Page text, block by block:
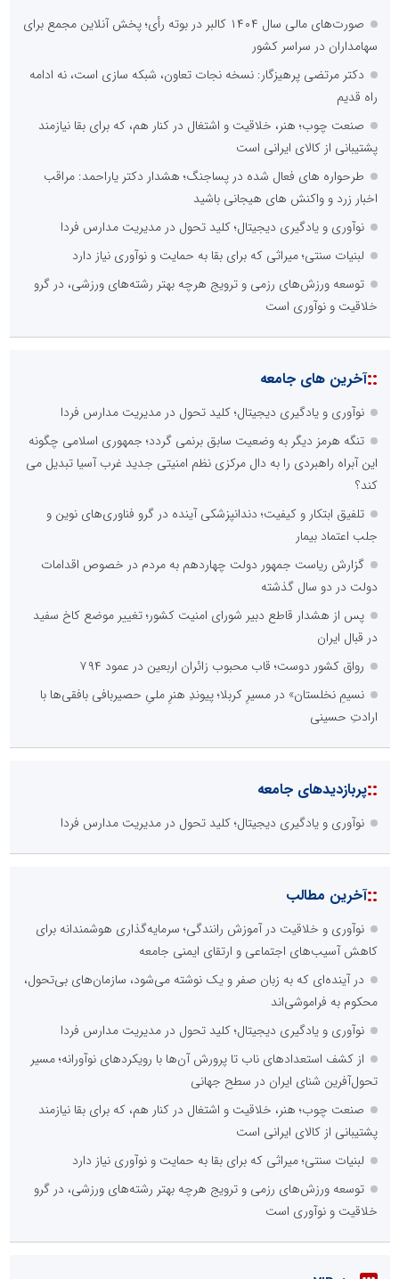
صورت‌های مالی سال ۱۴۰۴ کالبر در بوته رأی؛ پخش آنلاین مجمع برای
سهامداران در سراسر کشور
دکتر مرتضی پرهیزگار: نسخه نجات تعاون، شبکه سازی است، نه ادامه
راه قدیم
صنعت چوب؛ هنر، خلاقیت و اشتغال در کنار هم، که برای بقا نیازمند
پشتیبانی از کالای ایرانی است
طرحواره های فعال شده در پساجنگ؛ هشدار دکتر یاراحمد: مراقب
اخبار زرد و واکنش های هیجانی باشید
نوآوری و یادگیری دیجیتال؛ کلید تحول در مدیریت مدارس فردا
لبنیات سنتی؛ میراثی که برای بقا به حمایت و نوآوری نیاز دارد
توسعه ورزش‌های رزمی و ترویج هرچه بهتر رشته‌های ورزشی، در گرو
خلاقیت و نوآوری است
::آخرین های جامعه
نوآوری و یادگیری دیجیتال؛ کلید تحول در مدیریت مدارس فردا
تنگه هرمز دیگر به وضعیت سابق برنمی گردد؛ جمهوری اسلامی چگونه
این آبراه راهبردی را به دال مرکزی نظم امنیتی جدید غرب آسیا تبدیل می
کند؟
تلفیق ابتکار و کیفیت؛ دندانپزشکی آینده در گرو فناوری‌های نوین و
جلب اعتماد بیمار
گزارش ریاست جمهور دولت چهاردهم به مردم در خصوص اقدامات
دولت در دو سال گذشته
پس از هشدار قاطع دبیر شورای امنیت کشور؛ تغییر موضع کاخ سفید
در قبال ایران
رواق کشور دوست؛ قاب محبوب زائران اربعین در عمود ۷۹۴
نسیمِ نخلستان» در مسیرِ کربلا؛ پیوندِ هنرِ ملیِ حصیربافی بافقی‌ها با
ارادتِ حسینی
::پربازدیدهای جامعه
نوآوری و یادگیری دیجیتال؛ کلید تحول در مدیریت مدارس فردا
::آخرین مطالب
نوآوری و خلاقیت در آموزش رانندگی؛ سرمایه‌گذاری هوشمندانه برای
کاهش آسیب‌های اجتماعی و ارتقای ایمنی جامعه
در آینده‌ای که به زبان صفر و یک نوشته می‌شود، سازمان‌های بی‌تحول،
محکوم به فراموشی‌اند
نوآوری و یادگیری دیجیتال؛ کلید تحول در مدیریت مدارس فردا
از کشف استعدادهای ناب تا پرورش آن‌ها با رویکردهای نوآورانه؛ مسیر
تحول‌آفرین شنای ایران در سطح جهانی
صنعت چوب؛ هنر، خلاقیت و اشتغال در کنار هم، که برای بقا نیازمند
پشتیبانی از کالای ایرانی است
لبنیات سنتی؛ میراثی که برای بقا به حمایت و نوآوری نیاز دارد
توسعه ورزش‌های رزمی و ترویج هرچه بهتر رشته‌های ورزشی، در گرو
خلاقیت و نوآوری است